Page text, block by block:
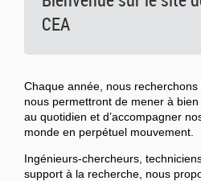
CEA
Chaque année, nous
nous permettront de mener à bien
au quotidien et d’accompagner
monde en perpétuel mouvement.
Ingénieurs-chercheurs,
support à la recherche, nous